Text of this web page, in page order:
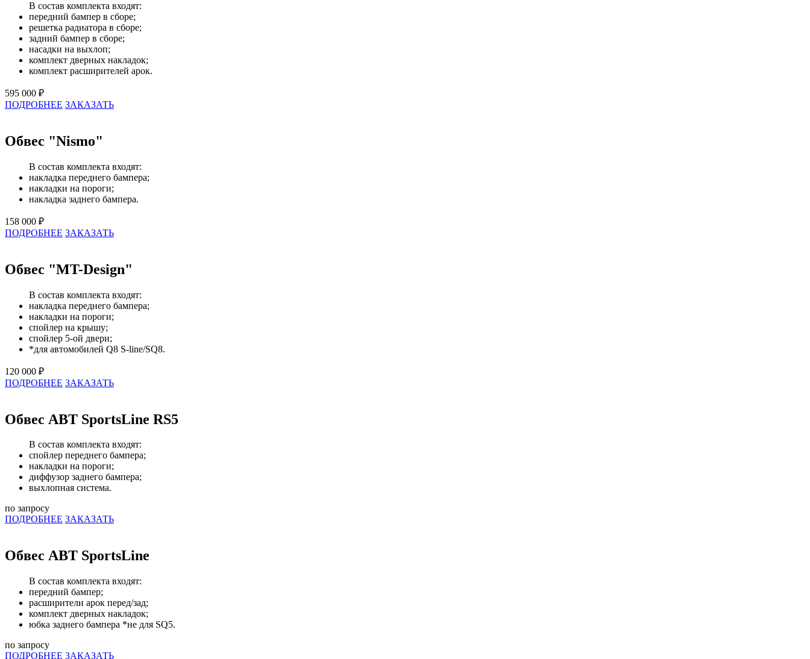
В состав комплекта входят:
передний бампер в сборе;
решетка радиатора в сборе;
задний бампер в сборе;
насадки на выхлоп;
комплект дверных накладок;
комплект расширителей арок.
595 000 ₽
ПОДРОБНЕЕ ЗАКАЗАТЬ
Обвес "Nismo"
В состав комплекта входят:
накладка переднего бампера;
накладки на пороги;
накладка заднего бампера.
158 000 ₽
ПОДРОБНЕЕ ЗАКАЗАТЬ
Обвес "MT-Design"
В состав комплекта входят:
накладка переднего бампера;
накладки на пороги;
спойлер на крышу;
спойлер 5-ой двери;
*для автомобилей Q8 S-line/SQ8.
120 000 ₽
ПОДРОБНЕЕ ЗАКАЗАТЬ
Обвес ABT SportsLine RS5
В состав комплекта входят:
спойлер переднего бампера;
накладки на пороги;
диффузор заднего бампера;
выхлопная система.
по запросу
ПОДРОБНЕЕ ЗАКАЗАТЬ
Обвес ABT SportsLine
В состав комплекта входят:
передний бампер;
расширители арок перед/зад;
комплект дверных накладок;
юбка заднего бампера *не для SQ5.
по запросу
ПОДРОБНЕЕ ЗАКАЗАТЬ